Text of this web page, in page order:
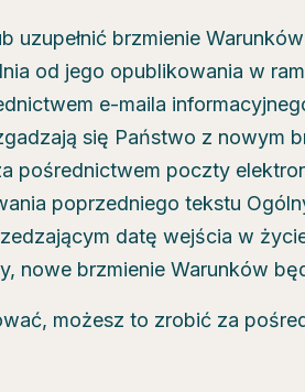
uzupełnić brzmienie
od jego opublikowania w
e-maila
się Państwo z nowym
pośrednictwem poczty
poprzedniego tekstu
datę wejścia w
nowe brzmienie Warunków
możesz to zrobić za